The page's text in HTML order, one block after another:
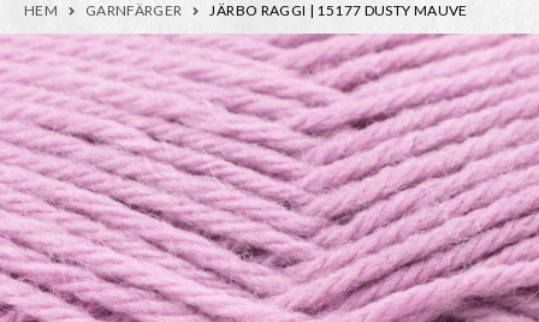
HEM GARNFÄRGER JÄRBO RAGGI | 15177 DUSTY MAUVE